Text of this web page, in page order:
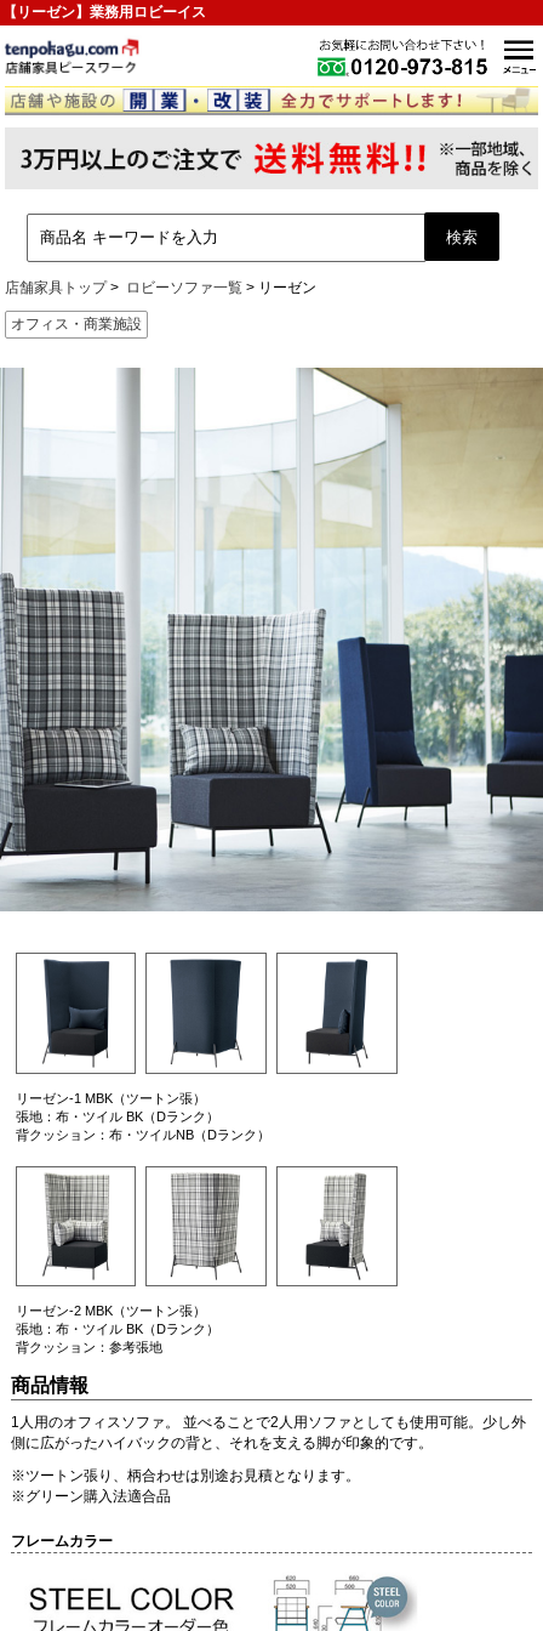
【リーゼン】業務用ロビーイス
店舗家具トップ ロビーソファ一覧 リーゼン
オフィス・商業施設
リーゼン-1 MBK（ツートン張）
張地：布・ツイル BK（Dランク）
背クッション：布・ツイルNB（Dランク）
リーゼン-2 MBK（ツートン張）
張地：布・ツイル BK（Dランク）
背クッション：参考張地
商品情報
1人用のオフィスソファ。 並べることで2人用ソファとしても使用可能。少し外
側に広がったハイバックの背と、それを支える脚が印象的です。
※ツートン張り、柄合わせは別途お見積となります。
※グリーン購入法適合品
フレームカラー